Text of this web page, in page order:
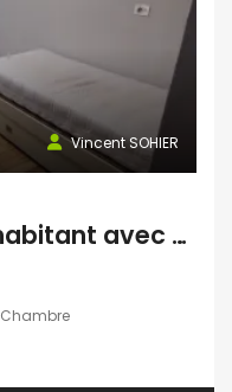
Vincent SOHIER
Kot individuel chez l’habitant avec entrée particulière à Liège
Chambre